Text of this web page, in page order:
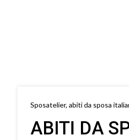
Sposatelier, abiti da sposa
ABITI DA